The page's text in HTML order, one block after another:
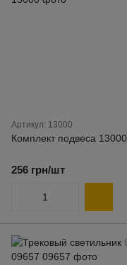
Артикул: 13000
Комплект подвеса 13000
256 грн/шт